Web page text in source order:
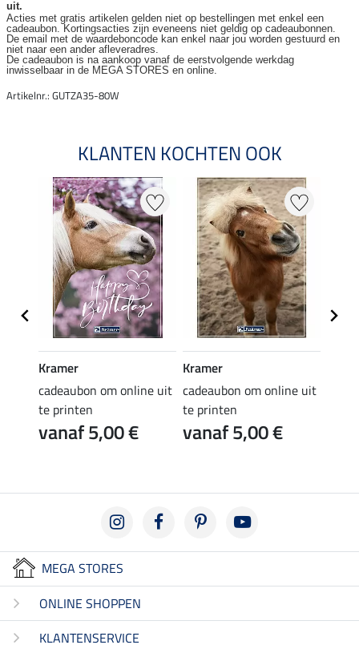
uit.
Acties met gratis artikelen gelden niet op bestellingen met enkel een
cadeaubon. Kortingsacties zijn eveneens niet geldig op cadeaubonnen.
De email met de waardeboncode kan enkel naar jou worden gestuurd en
niet naar een ander afleveradres.
De cadeaubon is na aankoop vanaf de eerstvolgende werkdag
inwisselbaar in de MEGA STORES en online.
Artikelnr.: GUTZA35-80W
KLANTEN KOCHTEN OOK
Kramer
cadeaubon om online uit
te printen
vanaf 5,00 €
Kramer
cadeaubon om online uit
te printen
vanaf 5,00 €
MEGA STORES
ONLINE SHOPPEN
KLANTENSERVICE